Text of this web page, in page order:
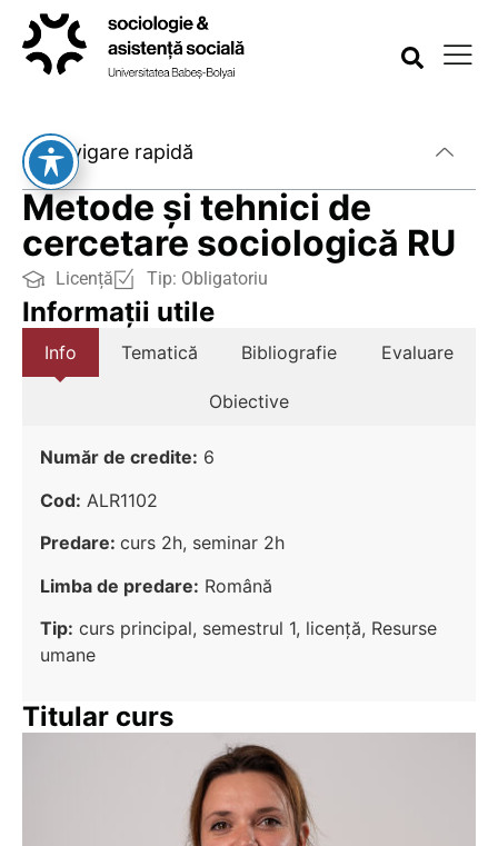
Metode și tehnici de
cercetare sociologică RU
Licență Tip: Obligatoriu
Informații utile
Info Tematică Bibliografie Evaluare
Obiective
Număr de credite: 6
Cod: ALR1102
Predare: curs 2h, seminar 2h
Limba de predare: Română
Tip: curs principal, semestrul 1, licență, Resurse
umane
Titular curs
Navigare rapidă